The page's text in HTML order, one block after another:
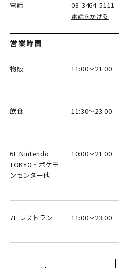
電話 03-3464-5111
電話をかける
営業時間
物販 11:00～21:00
飲食 11:30～23:00
6F Nintendo
TOKYO・ポケモ
ンセンター他
10:00～21:00
7F レストラン 11:00～23:00